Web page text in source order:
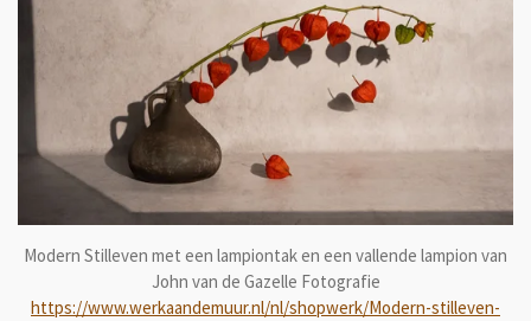
Modern Stilleven met een lampiontak en een vallende lampion van
John van de Gazelle Fotografie
https://www.werkaandemuur.nl/nl/shopwerk/Modern-stilleven-